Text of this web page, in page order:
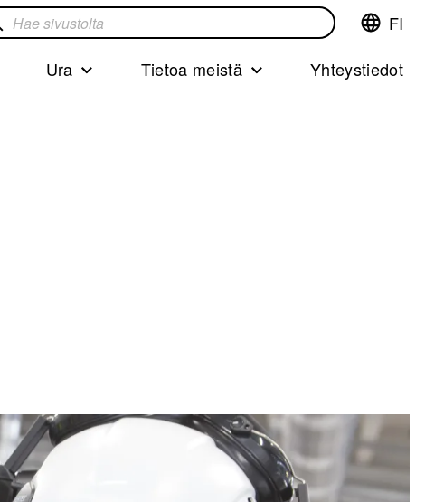
Vaihda
kieliFinnish
FI
Ura Tietoa meistä Yhteystiedot